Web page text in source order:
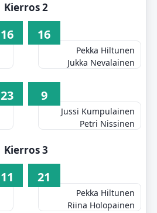
Kierros 2
16 16
Pekka Hiltunen
Jukka Nevalainen
23 9
Jussi Kumpulainen
Petri Nissinen
Kierros 3
11 21
Pekka Hiltunen
Riina Holopainen